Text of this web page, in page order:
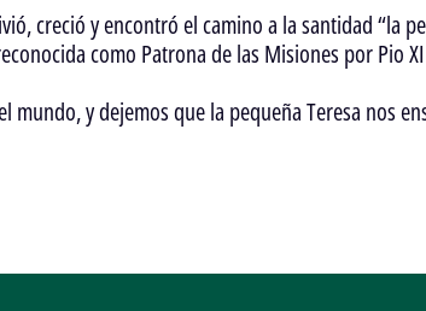
creció y encontró el camino a la santidad “la
como Patrona de las Misiones por Pio
mundo, y dejemos que la pequeña Teresa nos